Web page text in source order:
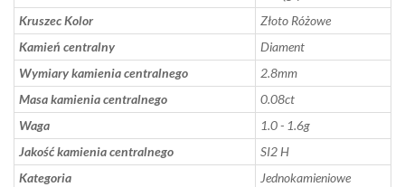
Kruszec Kolor
Złoto Różowe
Kamień centralny
Diament
Wymiary kamienia centralnego
2.8mm
Masa kamienia centralnego
0.08ct
Waga
1.0 - 1.6g
Jakość kamienia centralnego
SI2 H
Kategoria
Jednokamieniowe